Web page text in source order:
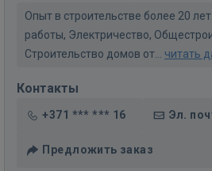
Опыт в строительстве более 20
работы, Электричество,
Строительство домов от... читать
Контакты
+371 *** *** 16 Эл.
Предложить заказ